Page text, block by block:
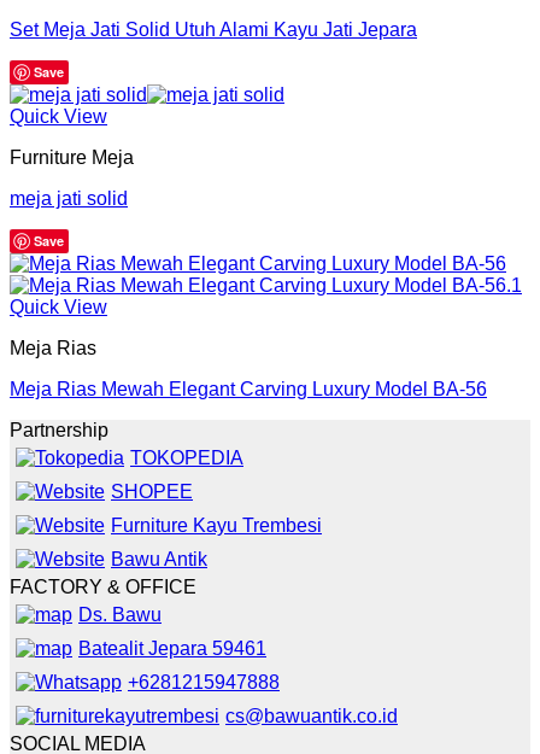
Set Meja Jati Solid Utuh Alami Kayu Jati Jepara
Save
Quick View
Furniture Meja
meja jati solid
Save
Quick View
Meja Rias
Meja Rias Mewah Elegant Carving Luxury Model BA-56
Partnership
TOKOPEDIA
SHOPEE
Furniture Kayu Trembesi
Bawu Antik
FACTORY & OFFICE
Ds. Bawu
Batealit Jepara 59461
+6281215947888
cs@bawuantik.co.id
SOCIAL MEDIA